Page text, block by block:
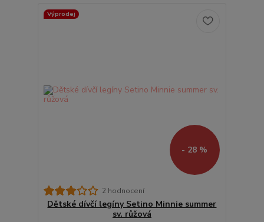
Výprodej
- 28 %
2 hodnocení
Dětské dívčí legíny Setino Minnie summer
sv. růžová